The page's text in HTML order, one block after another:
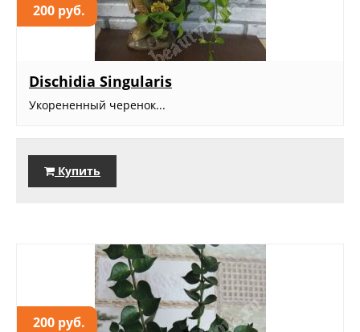
200 руб.
Dischidia Singularis
Укорененный черенок...
Купить
200 руб.